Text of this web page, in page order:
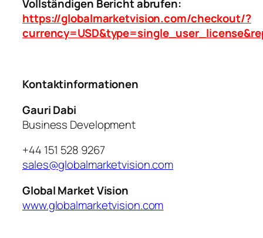
Vollständigen Bericht abrufen:
https://globalmarketvision.com/checkout/?
Kontaktinformationen
Gauri Dabi
Business Development
+44 151 528 9267
sales@globalmarketvision.com
Global Market Vision
www.globalmarketvision.com